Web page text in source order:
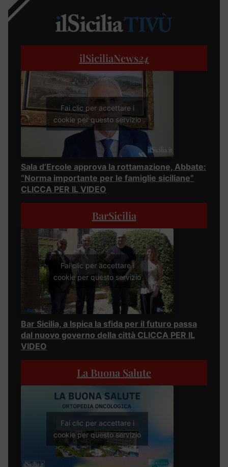
ilSiciliaNews24
Fai clic per accettare i
cookie per questo servizio
Sala d’Ercole approva la rottamazione, Abbate:
“Norma importante per le famiglie siciliane”
CLICCA PER IL VIDEO
BarSicilia
Fai clic per accettare i
cookie per questo servizio
Bar Sicilia, a Ispica la sfida per il futuro passa
dal nuovo governo della città CLICCA PER IL
VIDEO
La Buona Salute
Fai clic per accettare i
cookie per questo servizio